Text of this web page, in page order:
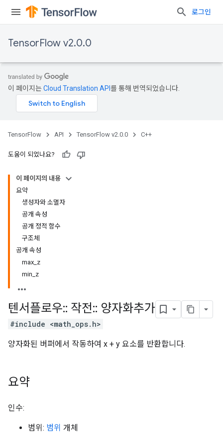
로그인
TensorFlow v2.0.0
이 페이지는Cloud Translation API 를 통해 번역되었습니다.
TensorFlow API TensorFlow v2.0.0 C++
도움이 되었나요?
이 페이지의 내용
요약
생성자와 소멸자
공개 속성
공개 정적 함수
구조체
공개 속성
max_z
min_z
텐서플로우:: 작전:: 양자화추가
#include <math_ops.h>
양자화된 버퍼에서 작동하여 x + y 요소를 반환합니다.
요약
인수:
범위: 범위 개체